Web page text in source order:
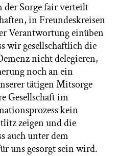
der Sorge fair verteilt
in Freundeskreisen
Verantwortung einüben
wir gesellschaftlich die
nicht delegieren,
noch an ein
tätigen Mitsorge
Gesellschaft im
kein
zeigen und die
auch unter dem
uns gesorgt sein wird.